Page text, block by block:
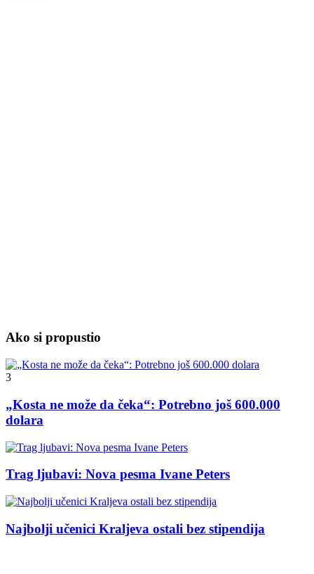
Ako si propustio
3
„Kosta ne može da čeka“: Potrebno još 600.000
dolara
Trag ljubavi: Nova pesma Ivane Peters
Najbolji učenici Kraljeva ostali bez stipendija